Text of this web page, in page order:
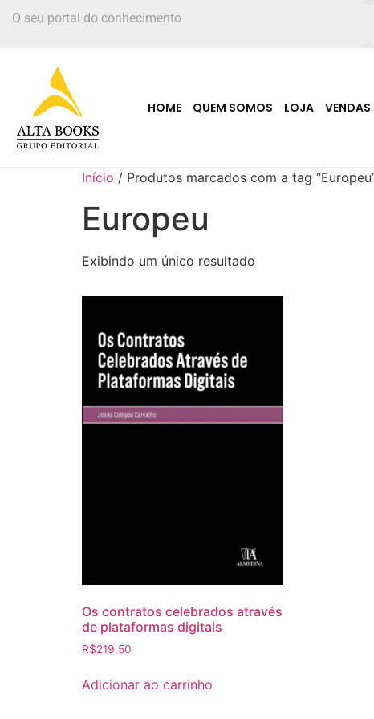
O seu portal do conhecimento
HOME QUEM SOMOS LOJA
Início / Produtos marcados com a tag
Europeu
Exibindo um único resultado
Os contratos celebrados através
de plataformas digitais
R$219.50
Adicionar ao carrinho